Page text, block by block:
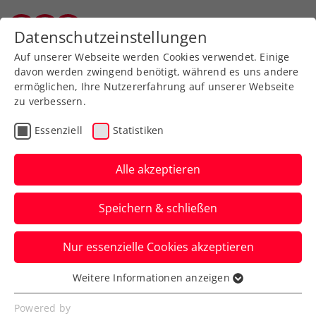
Aktuelle News
News filtern
Datenschutzeinstellungen
Auf unserer Webseite werden Cookies verwendet. Einige
davon werden zwingend benötigt, während es uns andere
ermöglichen, Ihre Nutzererfahrung auf unserer Webseite
zu verbessern.
Essenziell Statistiken
Alle akzeptieren
Speichern & schließen
Nur essenzielle Cookies akzeptieren
Essenziell
Essenzielle Cookies werden für grundlegende
Weitere Informationen anzeigen
Powered by